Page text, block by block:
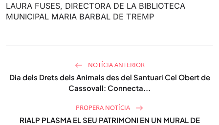
LAURA FUSES, DIRECTORA DE LA BIBLIOTECA
MUNICIPAL MARIA BARBAL DE TREMP
NOTÍCIA ANTERIOR
Dia dels Drets dels Animals des del Santuari Cel Obert de
Cassovall: Connecta...
PROPERA NOTÍCIA
RIALP PLASMA EL SEU PATRIMONI EN UN MURAL DE